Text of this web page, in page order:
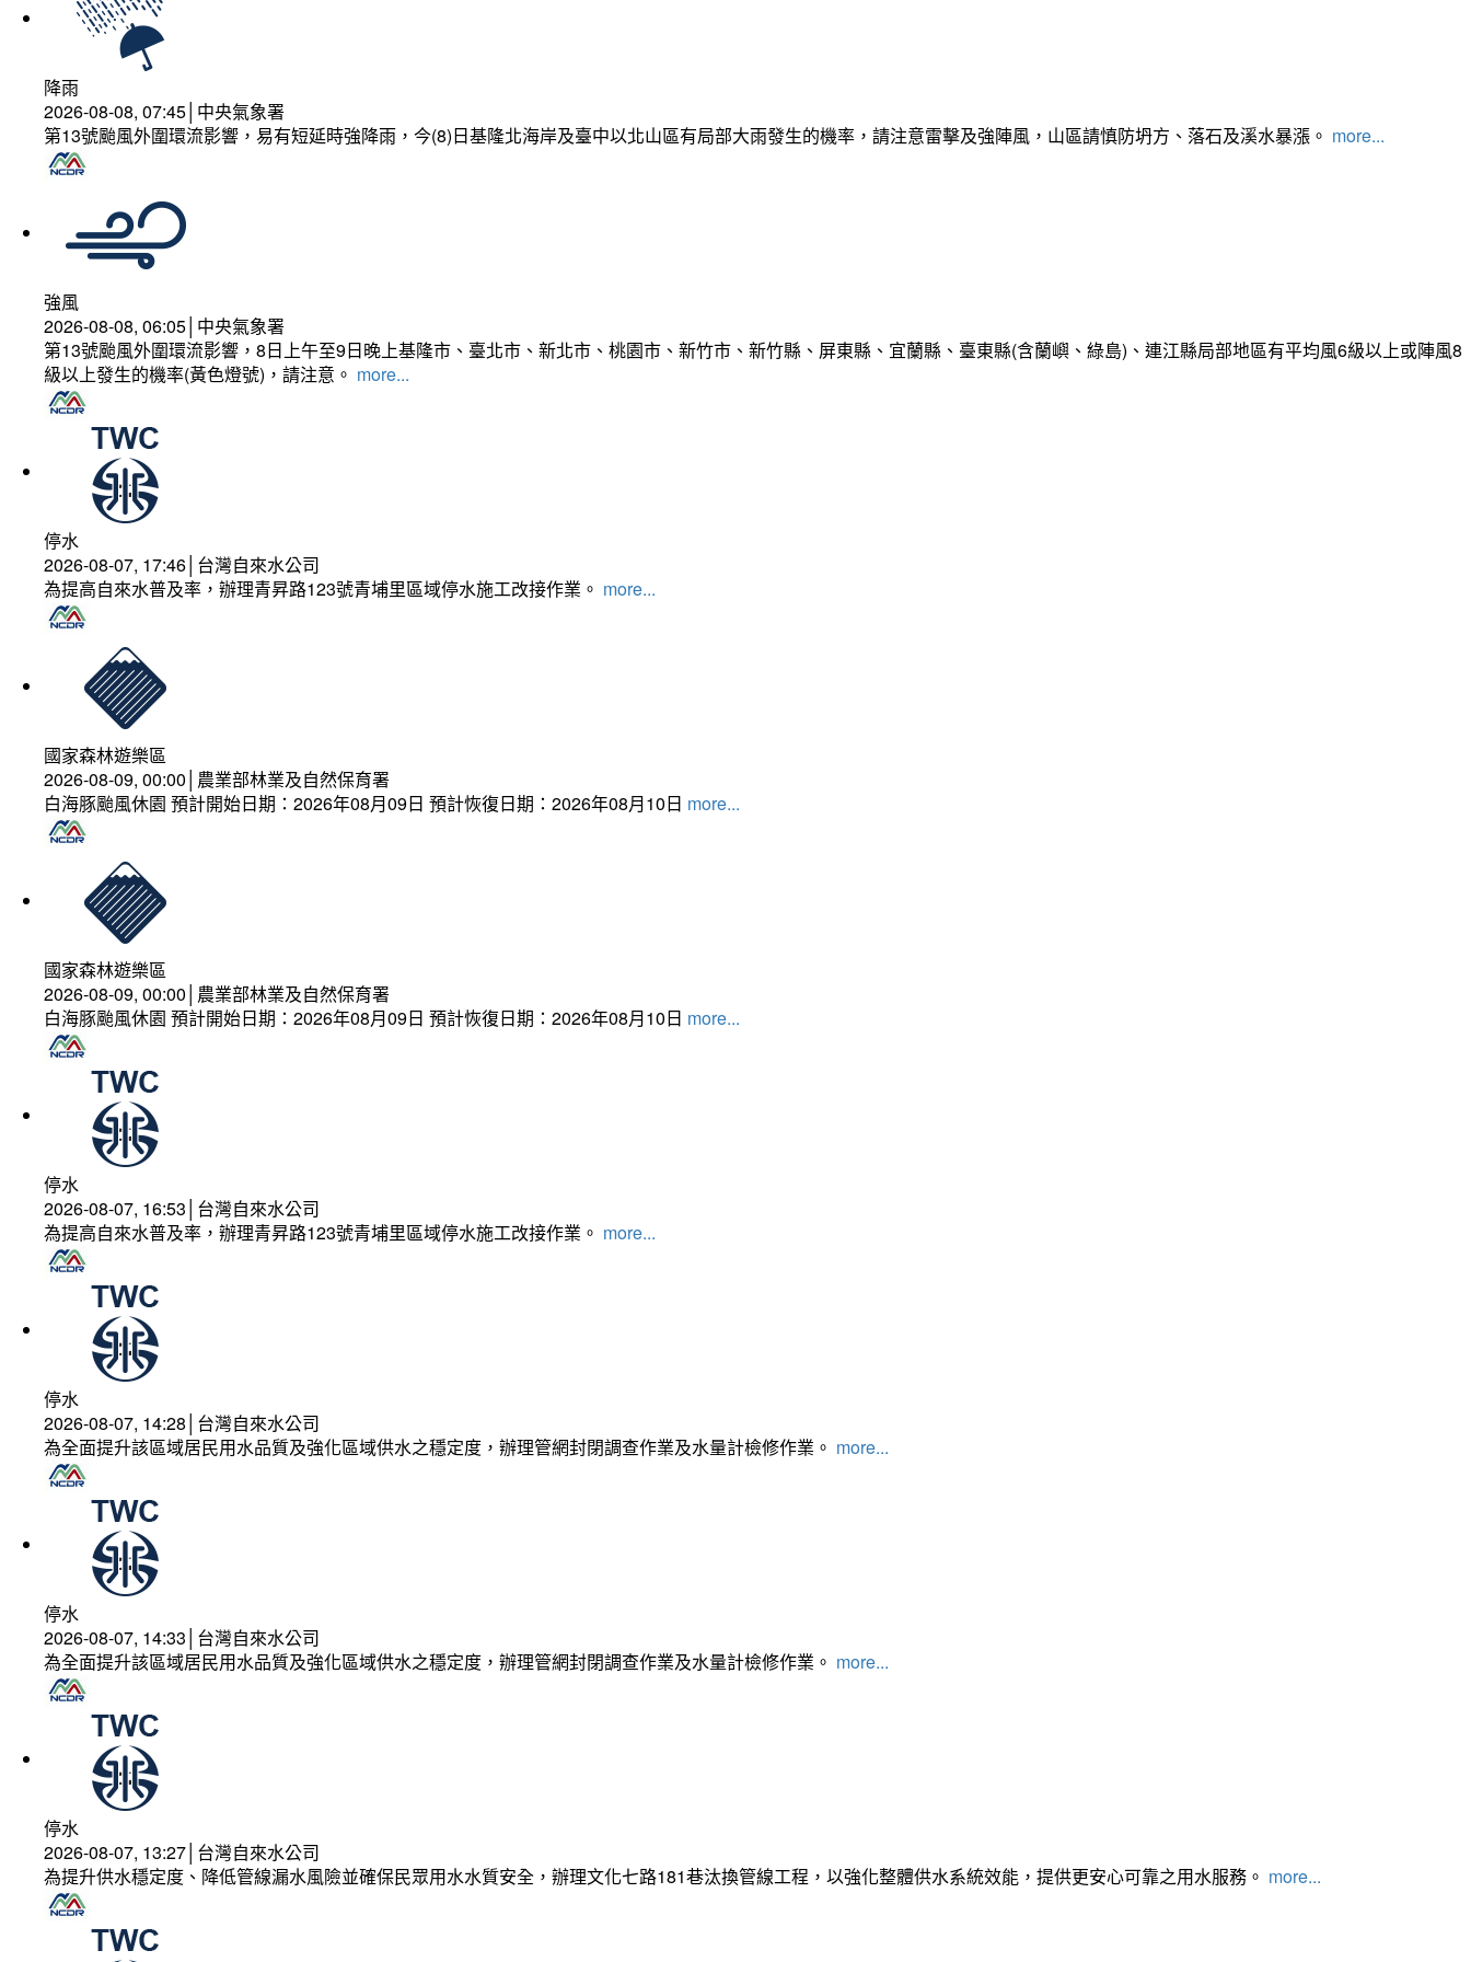
降雨
2026-08-08, 07:45│中央氣象署
第13號颱風外圍環流影響，易有短延時強降雨，今(8)日基隆北海岸及臺中以北山區有局部大雨發生的機率，請注意雷擊及強陣風，山區請慎防坍方、落石及溪水暴漲。 more...
強風
2026-08-08, 06:05│中央氣象署
第13號颱風外圍環流影響，8日上午至9日晚上基隆市、臺北市、新北市、桃園市、新竹市、新竹縣、屏東縣、宜蘭縣、臺東縣(含蘭嶼、綠島)、連江縣局部地區有平均風6級以上或陣風8
級以上發生的機率(黃色燈號)，請注意。 more...
停水
2026-08-07, 17:46│台灣自來水公司
為提高自來水普及率，辦理青昇路123號青埔里區域停水施工改接作業。 more...
國家森林遊樂區
2026-08-09, 00:00│農業部林業及自然保育署
白海豚颱風休園 預計開始日期：2026年08月09日 預計恢復日期：2026年08月10日 more...
國家森林遊樂區
2026-08-09, 00:00│農業部林業及自然保育署
白海豚颱風休園 預計開始日期：2026年08月09日 預計恢復日期：2026年08月10日 more...
停水
2026-08-07, 16:53│台灣自來水公司
為提高自來水普及率，辦理青昇路123號青埔里區域停水施工改接作業。 more...
停水
2026-08-07, 14:28│台灣自來水公司
為全面提升該區域居民用水品質及強化區域供水之穩定度，辦理管網封閉調查作業及水量計檢修作業。 more...
停水
2026-08-07, 14:33│台灣自來水公司
為全面提升該區域居民用水品質及強化區域供水之穩定度，辦理管網封閉調查作業及水量計檢修作業。 more...
停水
2026-08-07, 13:27│台灣自來水公司
為提升供水穩定度、降低管線漏水風險並確保民眾用水水質安全，辦理文化七路181巷汰換管線工程，以強化整體供水系統效能，提供更安心可靠之用水服務。 more...